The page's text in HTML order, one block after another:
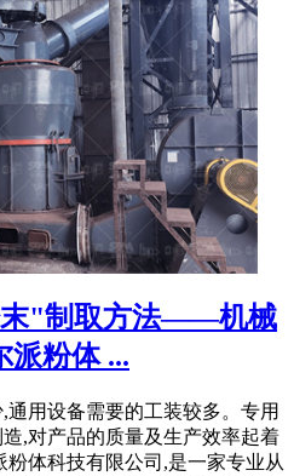
末"制取方法——机械
派粉体 ...
用设备需要的工装较多。专用
,对产品的质量及生产效率起着
体科技有限公司,是一家专业从